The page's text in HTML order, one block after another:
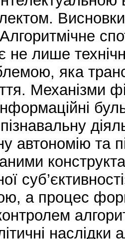
не лише
яка
Механізми
автономію та
а процес